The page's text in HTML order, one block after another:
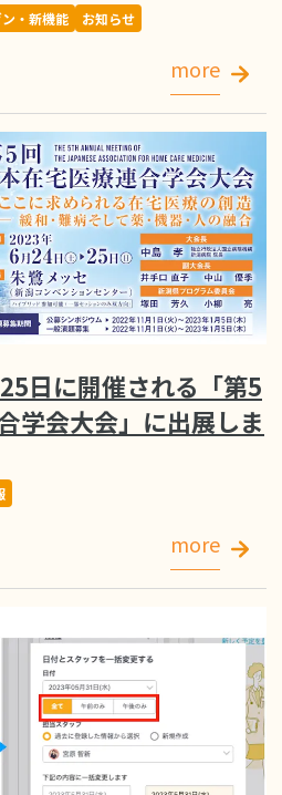
・新機能 お知らせ
more
日に開催される「第5
学会大会」に出展しま
more